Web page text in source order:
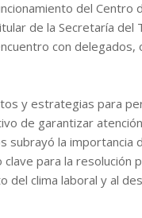
del Centro
de la Secretaría del
con
y estrategias para
de garantizar
subrayó la importancia
para la resolución
del clima laboral y al